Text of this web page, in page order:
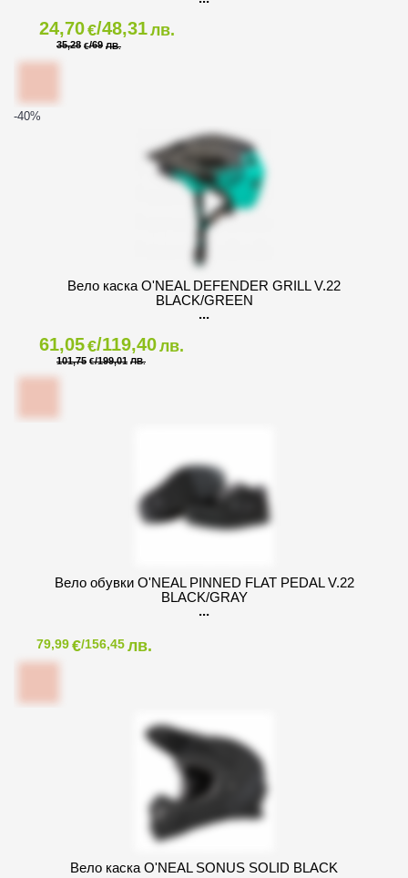
24,70€/48,31лв.
35,28 €/69 ЛВ.
-40%
Вело каска O'NEAL DEFENDER GRILL V.22
BLACK/GREEN
61,05€/119,40лв.
101,75 €/199,01 ЛВ.
Вело обувки O'NEAL PINNED FLAT PEDAL V.22
BLACK/GRAY
79,99€/156,45лв.
Вело каска O'NEAL SONUS SOLID BLACK